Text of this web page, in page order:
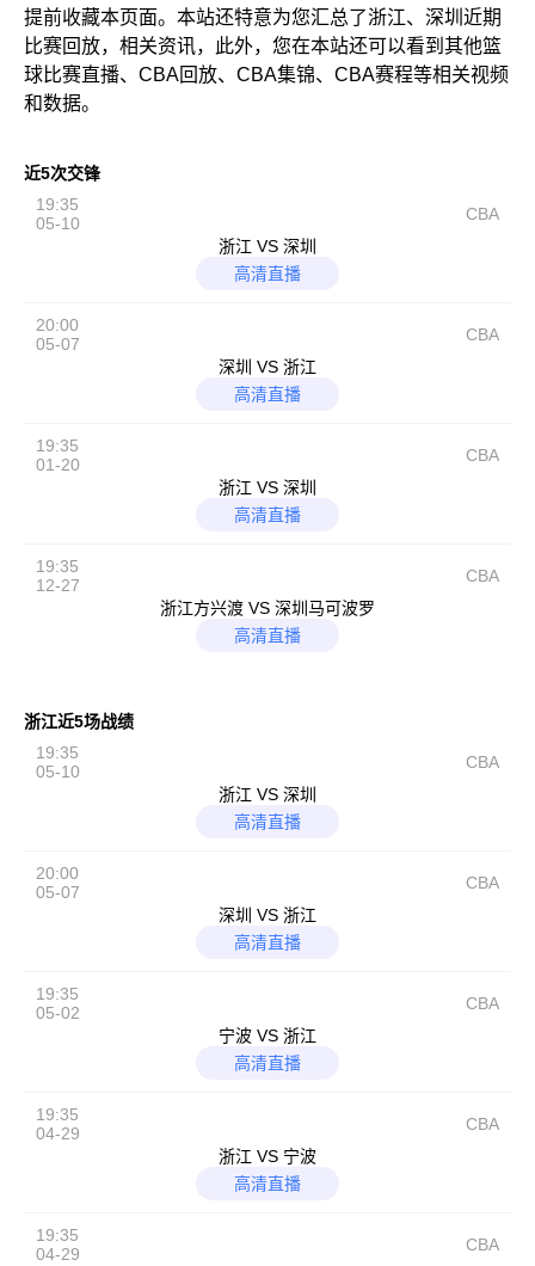
提前收藏本页面。本站还特意为您汇总了浙江、深圳近期
比赛回放，相关资讯，此外，您在本站还可以看到其他篮
球比赛直播、CBA回放、CBA集锦、CBA赛程等相关视频
和数据。
近5次交锋
19:35
05-10
CBA
浙江 VS 深圳
高清直播
20:00
05-07
CBA
深圳 VS 浙江
高清直播
19:35
01-20
CBA
浙江 VS 深圳
高清直播
19:35
12-27
CBA
浙江方兴渡 VS 深圳马可波罗
高清直播
浙江近5场战绩
19:35
05-10
CBA
浙江 VS 深圳
高清直播
20:00
05-07
CBA
深圳 VS 浙江
高清直播
19:35
05-02
CBA
宁波 VS 浙江
高清直播
19:35
04-29
CBA
浙江 VS 宁波
高清直播
19:35
04-29
CBA